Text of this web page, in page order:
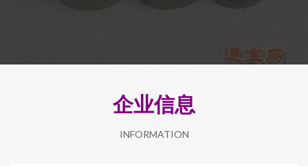
企业信息
INFORMATION